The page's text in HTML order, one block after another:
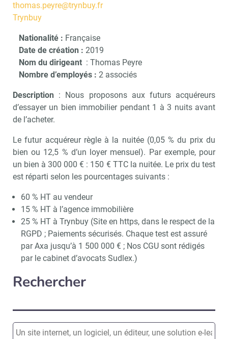
thomas.peyre@trynbuy.fr
Trynbuy
Nationalité : Française
Date de création : 2019
Nom du dirigeant : Thomas Peyre
Nombre d’employés : 2 associés
Description : Nous proposons aux futurs acquéreurs
d’essayer un bien immobilier pendant 1 à 3 nuits avant
de l’acheter.
Le futur acquéreur règle à la nuitée (0,05 % du prix du
bien ou 12,5 % d’un loyer mensuel). Par exemple, pour
un bien à 300 000 € : 150 € TTC la nuitée. Le prix du test
est réparti selon les pourcentages suivants :
60 % HT au vendeur
15 % HT à l’agence immobilière
25 % HT à Trynbuy (Site en https, dans le respect de la
RGPD ; Paiements sécurisés. Chaque test est assuré
par Axa jusqu’à 1 500 000 € ; Nos CGU sont rédigés
par le cabinet d’avocats Sudlex.)
Rechercher